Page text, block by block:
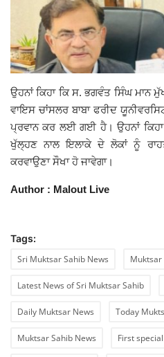
Contact Us
ਉਹਨਾਂ ਕਿਹਾ ਕਿ ਸ. ਭਗਵੰਤ ਸਿੰਘ ਮਾਨ
ਵਾਇਸ ਚਾਂਸਲਰ ਬਾਬਾ ਫਰੀਦ
ਪ੍ਰਵਾਨ ਕਰ ਲਈ ਗਈ ਹੈ। ਉਹਨਾਂ ਕਿਹਾ
ਖੁੱਲ੍ਹਣ ਨਾਲ ਇਲਾਕੇ ਦੇ ਲੋਕਾਂ ਨੂੰ
ਕਰਵਾਉਣਾ ਸੌਖਾ ਹੋ ਜਾਵੇਗਾ।
Author : Malout Live
Tags:
Sri Muktsar Sahib News
Muktsar
Latest News of Sri Muktsar Sahib
Daily Muktsar News Today
Muktsar Sahib News First